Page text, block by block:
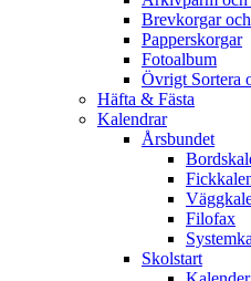
Brevkorgar
Papperskorgar
Fotoalbum
Övrigt Sortera
Häfta & Fästa
Kalendrar
Årsbundet
Filofax
Skolstart